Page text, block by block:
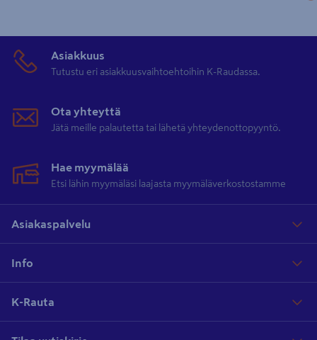
Asiakkuus
Tutustu eri asiakkuusvaihtoehtoihin K-Raudassa.
Ota yhteyttä
Jätä meille palautetta tai lähetä yhteydenottopyyntö.
Hae myymälää
Etsi lähin myymäläsi laajasta myymäläverkostostamme
Asiakaspalvelu
Info
K-Rauta